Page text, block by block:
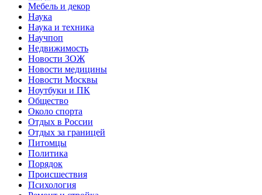
Мебель и декор
Наука
Наука и техника
Научпоп
Недвижимость
Новости ЗОЖ
Новости медицины
Новости Москвы
Ноутбуки и ПК
Общество
Около спорта
Отдых в России
Отдых за границей
Питомцы
Политика
Порядок
Происшествия
Психология